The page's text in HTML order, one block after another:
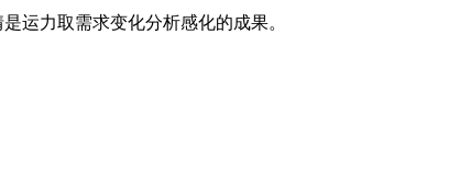
力取需求变化分析感化的成果。